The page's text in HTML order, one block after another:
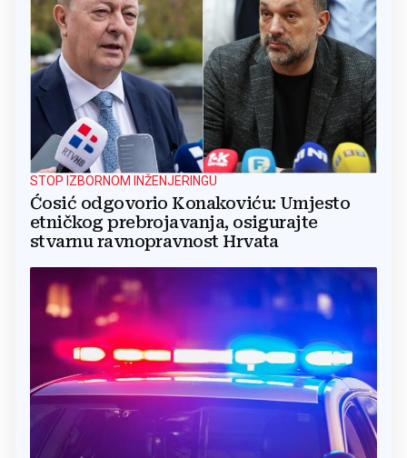
STOP IZBORNOM INŽENJERINGU
Ćosić odgovorio Konakoviću: Umjesto
etničkog prebrojavanja, osigurajte
stvarnu ravnopravnost Hrvata